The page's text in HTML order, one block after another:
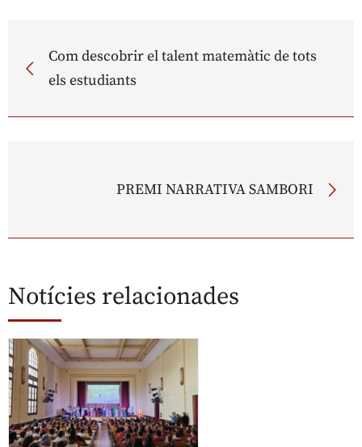
Com descobrir el talent matemàtic de tots
els estudiants
PREMI NARRATIVA SAMBORI
Notícies relacionades